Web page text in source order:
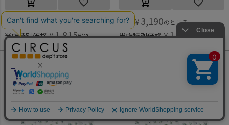
定価 ¥ 3,630のところ
当店特別価格 ¥1,815税込
定価 ¥ 3,190のところ
当店特別価格 ¥1,595税込
何かお探しですか？